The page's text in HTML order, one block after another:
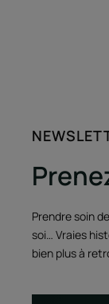
Prendre soin
soi… Vraies
bien plus à